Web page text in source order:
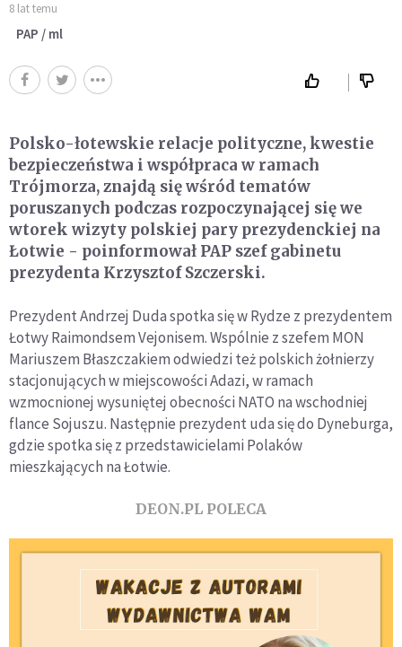
8 lat temu
PAP / ml
Polsko-łotewskie relacje polityczne, kwestie
bezpieczeństwa i współpraca w ramach
Trójmorza, znajdą się wśród tematów
poruszanych podczas rozpoczynającej się we
wtorek wizyty polskiej pary prezydenckiej na
Łotwie - poinformował PAP szef gabinetu
prezydenta Krzysztof Szczerski.
Prezydent Andrzej Duda spotka się w Rydze z prezydentem
Łotwy Raimondsem Vejonisem. Wspólnie z szefem MON
Mariuszem Błaszczakiem odwiedzi też polskich żołnierzy
stacjonujących w miejscowości Adazi, w ramach
wzmocnionej wysuniętej obecności NATO na wschodniej
flance Sojuszu. Następnie prezydent uda się do Dyneburga,
gdzie spotka się z przedstawicielami Polaków
mieszkających na Łotwie.
DEON.PL POLECA